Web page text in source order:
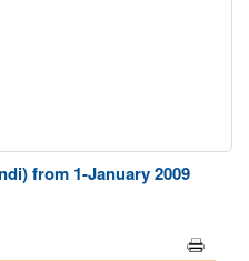
from 1-January 2009